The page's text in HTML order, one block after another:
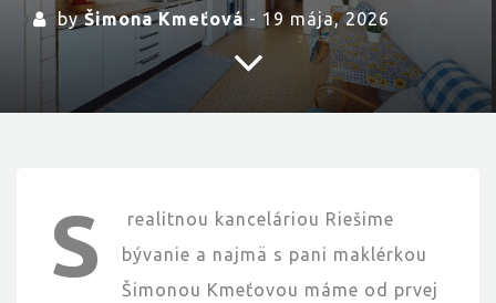
byŠimona Kmeťová- 19 mája, 2026
S
realitnou kanceláriou Riešime
bývanie a najmä s pani maklérkou
Šimonou Kmeťovou máme od prvej